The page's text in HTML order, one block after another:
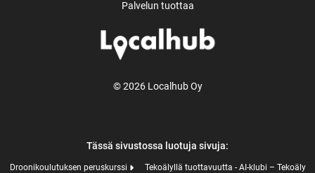
Palvelun tuottaa
© 2026 Localhub Oy
Tässä sivustossa luotuja sivuja:
Droonikoulutuksen peruskurssi
Tekoälyllä tuottavuutta - AI-klubi – Tekoäly